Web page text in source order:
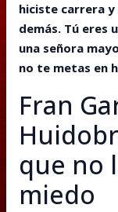
hiciste carrera
demás. Tú eres
una señora
no te metas en
Fran
que no
miedo